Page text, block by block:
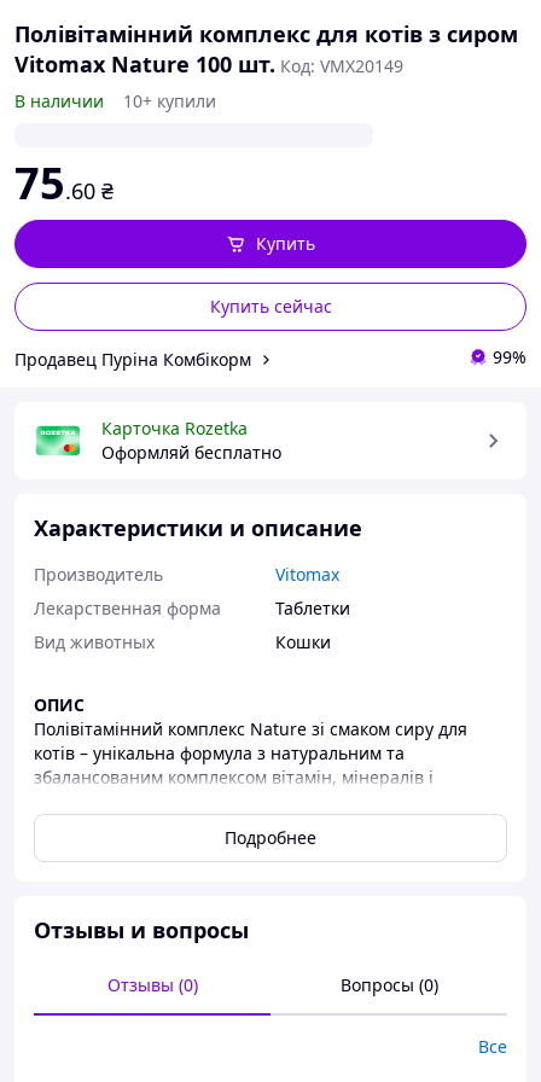
Полівітамінний комплекс для котів з сиром
Vitomax Nature 100 шт. Код: VMX20149
В наличии
10+ купили
75.60 ₴
Купить сейчас
Купить
Продавец Пуріна Комбікорм 99%
Карточка Rozetka
Оформляй бесплатно
Характеристики и описание
Производитель
Vitomax
Лекарственная форма
Таблетки
Вид животных
Кошки
ОПИС
Полівітамінний комплекс Nature зі смаком сиру для
котів – унікальна формула з натуральним та
збалансованим комплексом вітамін, мінералів і
речовин.
Регулярне додавання комплексу Nature до
правильному розвитку скелета, м’язів, сухожиль, зубів,
До складу полівітамінного комплексу входять: пивні
Подробнее
Отзывы и вопросы
Отзывы (0) Вопросы (0)
Все